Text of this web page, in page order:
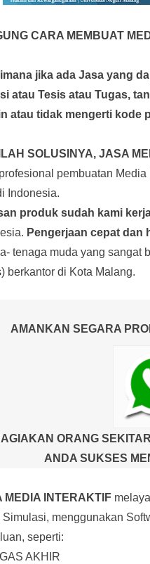
CARA MEMBUAT
jika ada Jasa yang
atau Tesis atau Tugas,
atau tidak mengerti kode
SOLUSINYA, JASA
pembuatan
Indonesia.
produk sudah kami
Pengerjaan cepat dan
tenaga muda yang sangat
berkantor di Kota Malang.
AMANKAN SEGARA
ORANG
ANDA SUKSES
MEDIA INTERAKTIF
Simulasi, menggunakan
seperti:
AKHIR